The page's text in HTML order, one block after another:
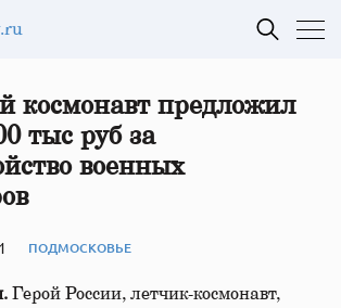
космонавт предложил
тыс руб за
военных
ПОДМОСКОВЬЕ
Герой России, летчик-космонавт,